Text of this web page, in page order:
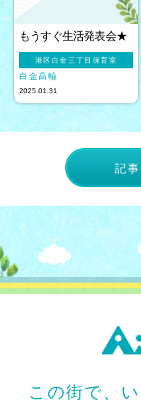
もうすぐ生活発表会★
港区白金三丁目保育室
白金高輪
2025.01.31
記
この街で、